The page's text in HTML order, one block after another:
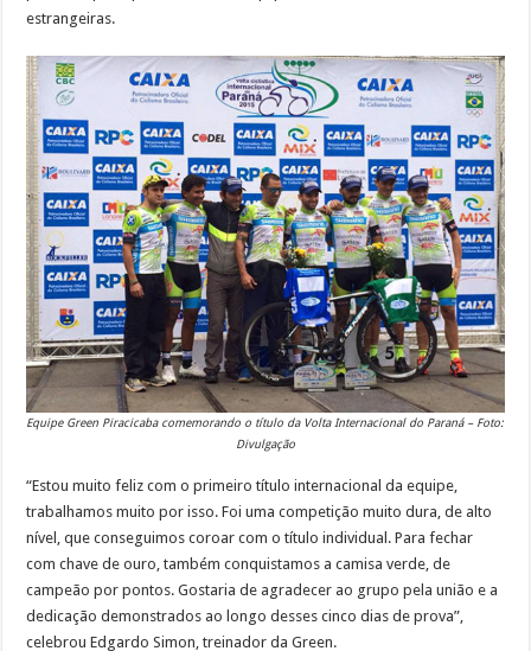
estrangeiras.
Equipe Green Piracicaba comemorando o título da Volta Internacional do Paraná – Foto:
Divulgação
“Estou muito feliz com o primeiro título internacional da equipe,
trabalhamos muito por isso. Foi uma competição muito dura, de alto
nível, que conseguimos coroar com o título individual. Para fechar
com chave de ouro, também conquistamos a camisa verde, de
campeão por pontos. Gostaria de agradecer ao grupo pela união e a
dedicação demonstrados ao longo desses cinco dias de prova”,
celebrou Edgardo Simon, treinador da Green.